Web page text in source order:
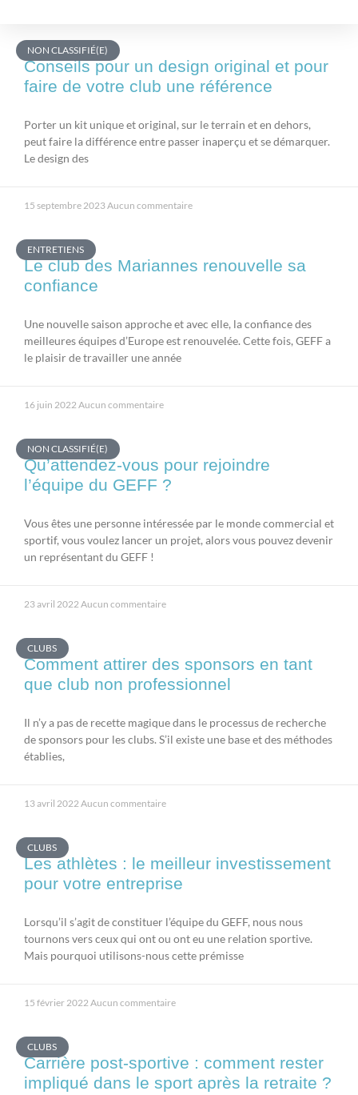
NON CLASSIFIÉ(E)
Conseils pour un design original et pour
faire de votre club une référence
Porter un kit unique et original, sur le terrain et en dehors,
peut faire la différence entre passer inaperçu et se démarquer.
Le design des
15 septembre 2023Aucun commentaire
ENTRETIENS
Le club des Mariannes renouvelle sa
confiance
Une nouvelle saison approche et avec elle, la confiance des
meilleures équipes d’Europe est renouvelée. Cette fois, GEFF a
le plaisir de travailler une année
16 juin 2022 Aucun commentaire
NON CLASSIFIÉ(E)
Qu’attendez-vous pour rejoindre
l’équipe du GEFF ?
Vous êtes une personne intéressée par le monde commercial et
sportif, vous voulez lancer un projet, alors vous pouvez devenir
un représentant du GEFF !
23 avril 2022 Aucun commentaire
CLUBS
Comment attirer des sponsors en tant
que club non professionnel
Il n’y a pas de recette magique dans le processus de recherche
de sponsors pour les clubs. S’il existe une base et des méthodes
établies,
13 avril 2022 Aucun commentaire
CLUBS
Les athlètes : le meilleur investissement
pour votre entreprise
Lorsqu’il s’agit de constituer l’équipe du GEFF, nous nous
tournons vers ceux qui ont ou ont eu une relation sportive.
Mais pourquoi utilisons-nous cette prémisse
15 février 2022 Aucun commentaire
CLUBS
Carrière post-sportive : comment rester
impliqué dans le sport après la retraite ?